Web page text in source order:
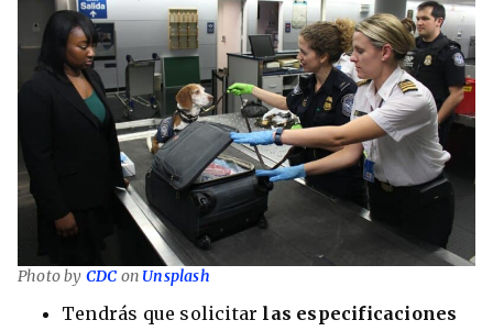
Photo by CDC on Unsplash
Tendrás que solicitar las especificaciones